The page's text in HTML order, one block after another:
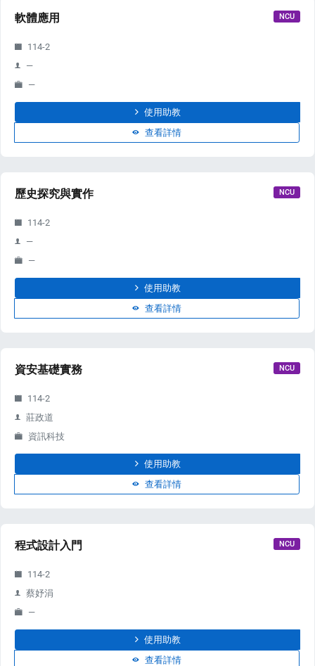
軟體應用 NCU
114-2
—
—
使用助教
查看詳情
歷史探究與實作 NCU
114-2
—
—
使用助教
查看詳情
資安基礎實務 NCU
114-2
莊政道
資訊科技
使用助教
查看詳情
程式設計入門 NCU
114-2
蔡妤涓
—
使用助教
查看詳情